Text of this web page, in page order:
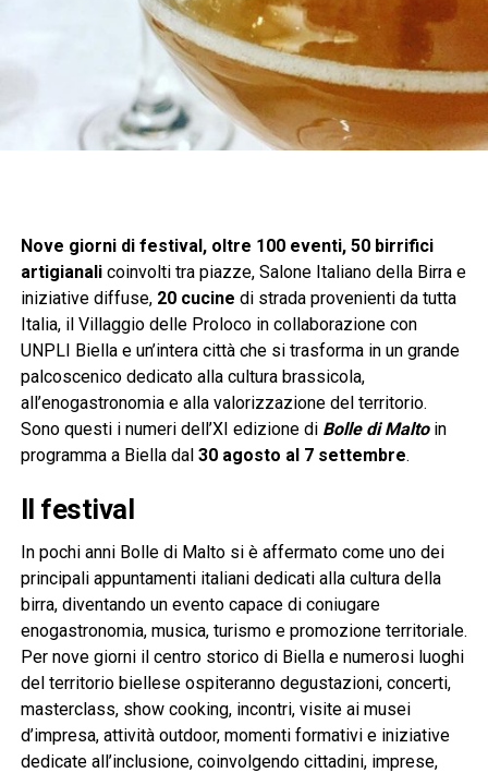
Nove giorni di festival, oltre 100 eventi, 50 birrifici
artigianalicoinvolti tra piazze, Salone Italiano della Birra e
iniziative diffuse,20 cucine di strada provenienti da tutta
Italia, il Villaggio delle Proloco in collaborazione con
UNPLI Biella e un’intera città che si trasforma in un grande
palcoscenico dedicato alla cultura brassicola,
all’enogastronomia e alla valorizzazione del territorio.
Sono questi i numeri dell’XI edizione di Bolle di Maltoin
programma a Biella dal 30 agosto al 7 settembre.
Il festival
In pochi anni Bolle di Malto si è affermato come uno dei
principali appuntamenti italiani dedicati alla cultura della
birra, diventando un evento capace di coniugare
enogastronomia, musica, turismo e promozione territoriale.
Per nove giorni il centro storico di Biella e numerosi luoghi
del territorio biellese ospiteranno degustazioni, concerti,
masterclass, show cooking, incontri, visite ai musei
d’impresa, attività outdoor, momenti formativi e iniziative
dedicate all’inclusione, coinvolgendo cittadini, imprese,